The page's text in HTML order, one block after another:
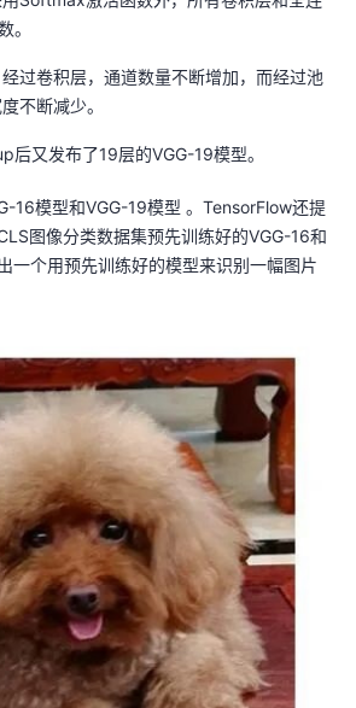
。
过卷积层，通道数量不断增加，而经过池
不断减少。
后又发布了19层的VGG-19模型。
16模型和VGG-19模型 。TensorFlow还提
图像分类数据集预先训练好的VGG-16和
一个用预先训练好的模型来识别一幅图片